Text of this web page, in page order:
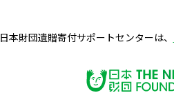
日本財団遺贈寄付サポートセンターは、